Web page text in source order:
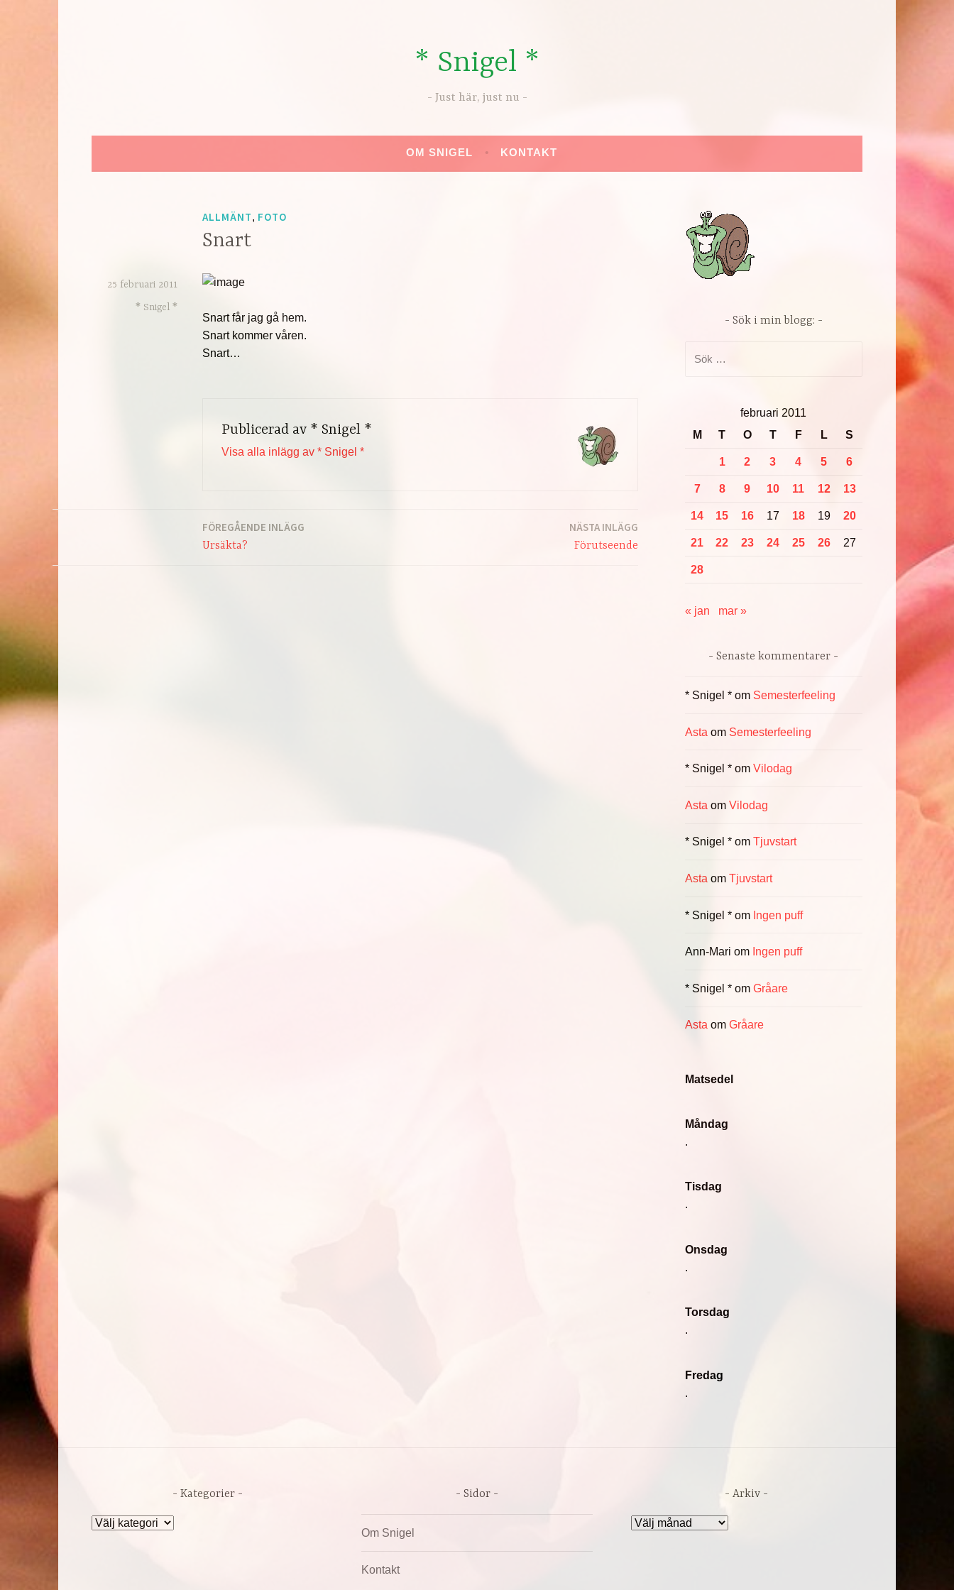
* Snigel *
Just här, just nu
OM SNIGEL KONTAKT
ALLMÄNT, FOTO
Snart
25 februari 2011
* Snigel *
Snart får jag gå hem.
Snart kommer våren.
Snart…
Publicerad av * Snigel *
Visa alla inlägg av * Snigel *
FÖREGÅENDE INLÄGG
Ursäkta?
NÄSTA INLÄGG
Förutseende
Sök i min blogg:
februari 2011
M
T O T F L S
1 2 3 4 5 6
7 8 9 10 11 12 13
14 15 16 17 18 19 20
21 22 23 24 25 26 27
28
« jan mar »
Senaste kommentarer
* Snigel *om Semesterfeeling
Asta om Semesterfeeling
* Snigel *om Vilodag
Asta om Vilodag
* Snigel *om Tjuvstart
Asta om Tjuvstart
* Snigel *om Ingen puff
Ann-Mari om Ingen puff
* Snigel *om Gråare
Astaom Gråare
Matsedel
Måndag
.
Tisdag
.
Onsdag
.
Torsdag
.
Fredag
.
Kategorier
Kategorier
Sidor
Om Snigel
Kontakt
Arkiv
Arkiv